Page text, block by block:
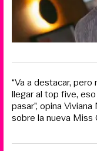
“Va a destacar, pero
llegar al top five,
pasar”, opina Viviana
sobre la nueva Miss